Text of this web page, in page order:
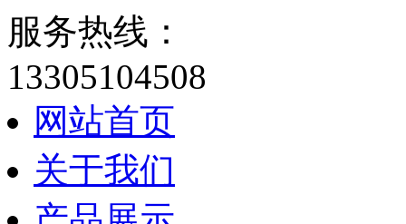
服务热线：
13305104508
网站首页
关于我们